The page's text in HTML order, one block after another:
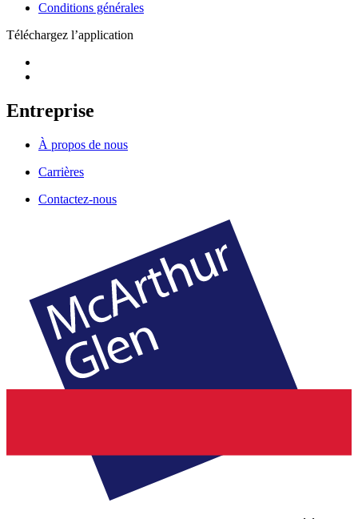
Conditions générales
Téléchargez l’application
Entreprise
À propos de nous
Carrières
Contactez-nous